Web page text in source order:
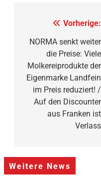
Vorherige:
NORMA senkt weiter
die Preise: Viele
Molkereiprodukte der
Eigenmarke Landfein
im Preis reduziert! /
Auf den Discounter
aus Franken ist
Verlass
Weitere News